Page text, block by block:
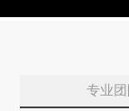
专业